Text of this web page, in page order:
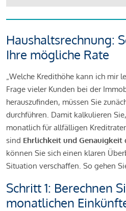
Haushaltsrechnung:
Ihre mögliche Rate
„Welche Kredithöhe kann ich mir
Frage vieler Kunden bei der
herauszufinden, müssen Sie
durchführen. Damit kalkulieren
monatlich für allfälligen
sind Ehrlichkeit und Genauigkeit
können Sie sich einen klaren
Situation verschaffen. So gehen
Schritt 1: Berechnen
monatlichen